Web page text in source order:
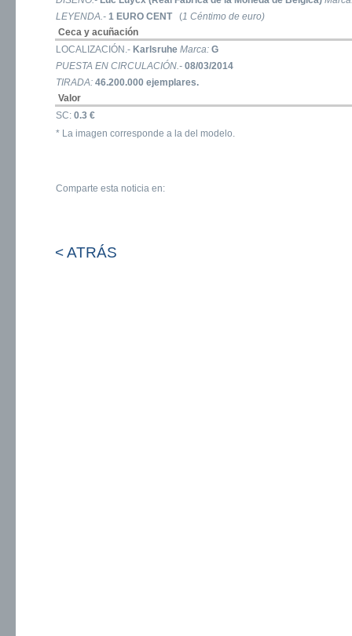
LEYENDA.- 1 EURO CENT(1 Céntimo de euro)
Ceca y acuñación
LOCALIZACIÓN.- Karlsruhe Marca: G
PUESTA EN CIRCULACIÓN.- 08/03/2014
TIRADA: 46.200.000 ejemplares.
Valor
SC: 0.3 €
* La imagen corresponde a la del modelo.
Comparte esta noticia en:
< ATRÁS